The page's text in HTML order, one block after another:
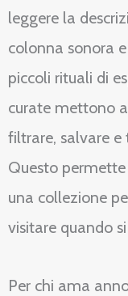
leggere la
colonna sonora
piccoli rituali di
curate mettono
filtrare, salvare e
Questo permette
una collezione
visitare quando
Per chi ama